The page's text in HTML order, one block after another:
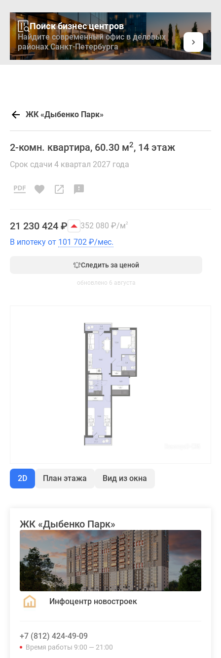
Поиск бизнес центров
Найдите современный офис в деловых
районах Санкт-Петербурга
ЖК «Дыбенко Парк»
2-комн. квартира, 60.30 м2, 14 этаж
Срок сдачи 4 квартал 2027 года
21 230 424 ₽ 352 080 ₽/м2
В ипотеку от 101 702 ₽/мес.
Следить за ценой
обновлено 6 августа
2D План этажа Вид из окна
ЖК «Дыбенко Парк»
Инфоцентр новостроек
+7 (812) 424-49-09
Время работы 9:00 — 21:00